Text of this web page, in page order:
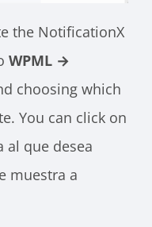
the NotificationX
WPML →
choosing which
You can click on
al que desea
muestra a